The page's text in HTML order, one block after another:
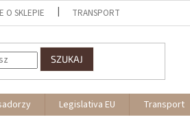
O SKLEPIE TRANSPORT
SZUKAJ
Legislativa EU Transport